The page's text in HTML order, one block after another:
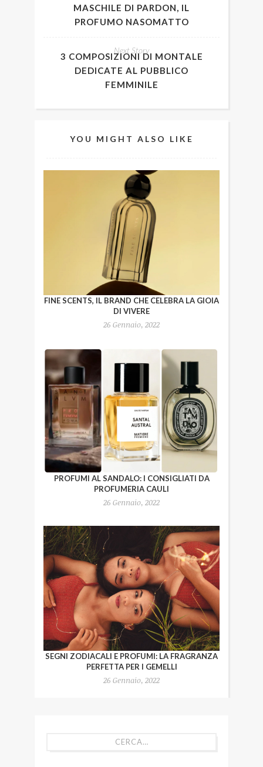
MASCHILE DI PARDON, IL
PROFUMO NASOMATTO
Next Story
3 COMPOSIZIONI DI MONTALE
DEDICATE AL PUBBLICO
FEMMINILE
YOU MIGHT ALSO LIKE
FINE SCENTS, IL BRAND CHE CELEBRA LA GIOIA
DI VIVERE
26 Gennaio, 2022
PROFUMI AL SANDALO: I CONSIGLIATI DA
PROFUMERIA CAULI
26 Gennaio, 2022
SEGNI ZODIACALI E PROFUMI: LA FRAGRANZA
PERFETTA PER I GEMELLI
26 Gennaio, 2022
CERCA…